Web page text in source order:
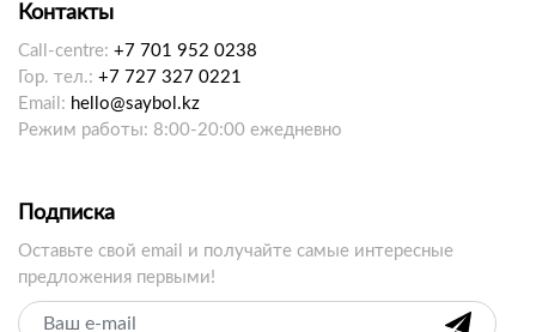
Контакты
Call-centre: +7 701 952 0238
Гор. тел.: +7 727 327 0221
Email: hello@saybol.kz
Режим работы: 8:00-20:00 ежедневно
Подписка
Оставьте свой email и получайте самые интересные
предложения первыми!